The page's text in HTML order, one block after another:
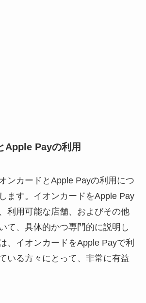
Apple Payの利用
ンカードとApple Payの利用につ
ます。イオンカードをApple Pay
利用可能な店舗、およびその他
て、具体的かつ専門的に説明し
、イオンカードをApple Payで利
いる方々にとって、非常に有益